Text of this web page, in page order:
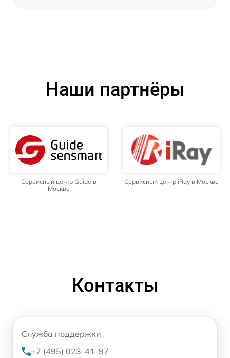
Наши партнёры
Сервисный центр Guide в
Москве
Сервисный центр iRay в Москве
Контакты
Служба поддержки
+7 (495) 023-41-97